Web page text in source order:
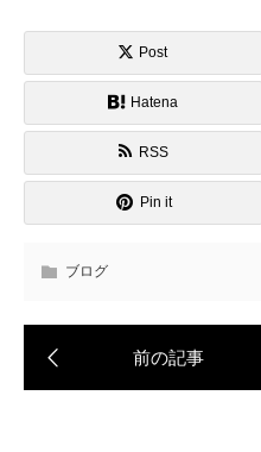
Post
Hatena
RSS
Pin it
ブログ